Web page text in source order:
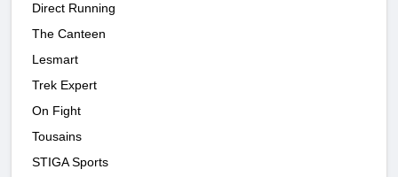
Direct Running
The Canteen
Lesmart
Trek Expert
On Fight
Tousains
STIGA Sports